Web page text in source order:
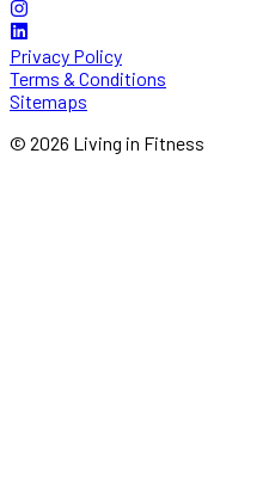
Privacy Policy
Terms & Conditions
Sitemaps
© 2026 Living in Fitness